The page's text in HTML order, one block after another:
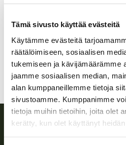
Tämä sivusto käyttää evästeitä
Käytämme evästeitä
räätälöimiseen, sosiaalisen
tukemiseen ja kävijämäärämme
jaamme sosiaalisen median,
alan kumppaneillemme tietoja
sivustoamme. Kumppanimme
tietoja muihin tietoihin, joita olet
kerätty, kun olet käyttänyt
Pohjois-Savo
pielavesi@rhy.riista.fi